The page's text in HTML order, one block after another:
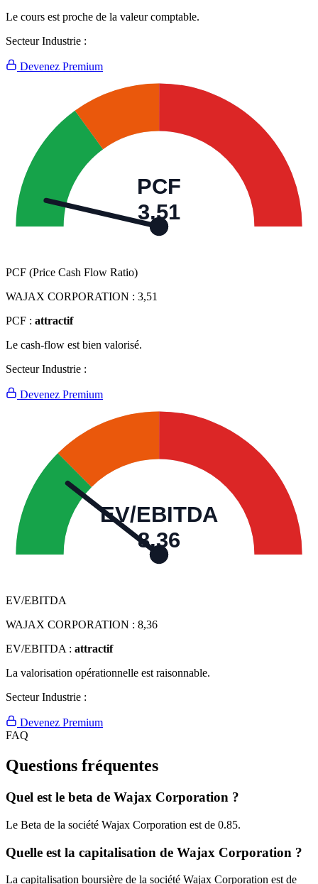
Le cours est proche de la valeur comptable.
Secteur Industrie :
Devenez Premium
PCF
3,51
PCF (Price Cash Flow Ratio)
WAJAX CORPORATION : 3,51
PCF : attractif
Le cash-flow est bien valorisé.
Secteur Industrie :
Devenez Premium
EV/EBITDA
8,36
EV/EBITDA
WAJAX CORPORATION : 8,36
EV/EBITDA : attractif
La valorisation opérationnelle est raisonnable.
Secteur Industrie :
Devenez Premium
FAQ
Questions fréquentes
Quel est le beta de Wajax Corporation ?
Le Beta de la société Wajax Corporation est de 0.85.
Quelle est la capitalisation de Wajax Corporation ?
La capitalisation boursière de la société Wajax Corporation est de